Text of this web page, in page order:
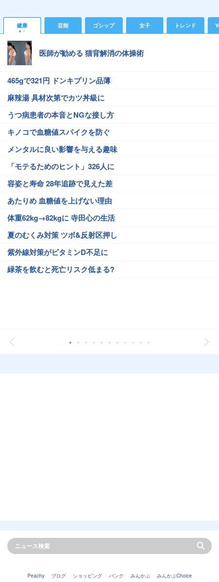
健康 芸能 ゴシップ 女子 トレンド
医師が勧める 猫背解消の体操術
465gで321円 ドンキプリン品薄
麻辣湯 具材次第でカツ丼級に
うつ病患者の本音とNGな接し方
キノコで血糖値スパイクを防ぐ
メンタルに良い影響を与える趣味
「モテるためのヒント」326人に
容姿と寿命 28年追跡で見えた差
あたりめ 血糖値を上げない理由
体重62kg→82kgに 寺田心の生活
夏のむくみ対策 ツボ&反射区押し
紫外線対策がビタミンD不足に
緑茶を飲むと死亡リスク低まる?
Peachy ブログ ショッピング バンク みんかぶ みんかぶChoice